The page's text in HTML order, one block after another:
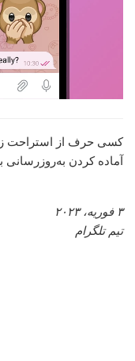
کسی حرف از استراحت
آماده کردن
۳ فوریه، ۲۰۲۳
تیم تلگرام